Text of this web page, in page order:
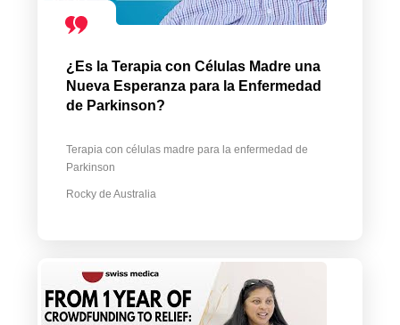
¿Es la Terapia con Células Madre una
Nueva Esperanza para la Enfermedad
de Parkinson?
Terapia con células madre para la enfermedad de
Parkinson
Rocky de Australia